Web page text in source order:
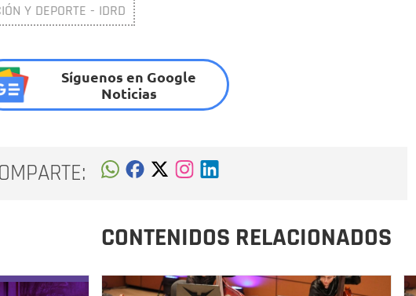
Y DEPORTE - IDRD
Síguenos en Google
Noticias
CONTENIDOS RELACIONADOS